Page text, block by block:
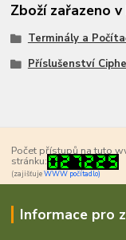
Zboží zařazeno
Terminály a
Příslušenství
Počet přístupů na tuto
stránku:
(zajišťujeWWW počítadlo)
Informace pro